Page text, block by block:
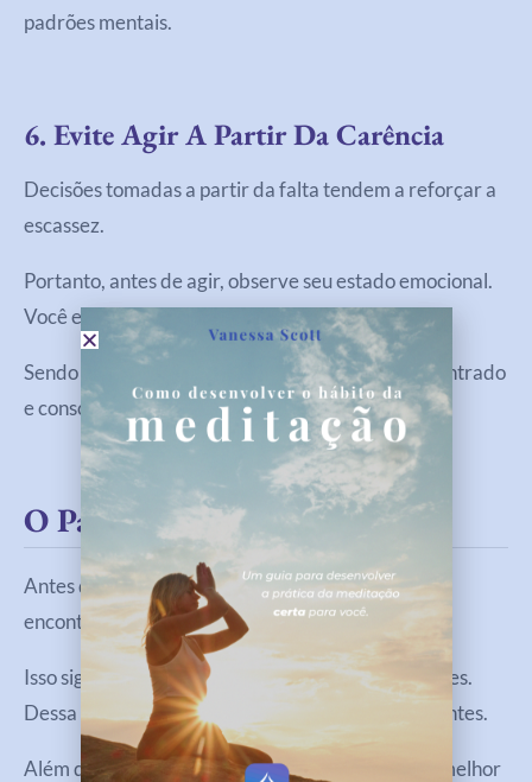
padrões mentais.
6. Evite Agir A Partir Da Carência
Decisões tomadas a partir da falta tendem a reforçar a
escassez.
Portanto, antes de agir, observe seu estado emocional.
Você está em equilíbrio ou em medo?
Sendo assim, priorize agir quando estiver mais centrado
e consciente.
O Papel Do Equilíbrio Interno
Antes de buscar resultados externos, é essencial
encontrar equilíbrio interno.
Isso significa alinhar pensamentos, emoções e ações.
Dessa forma, suas decisões se tornam mais coerentes.
Além disso, quando você está em equilíbrio, lida melhor